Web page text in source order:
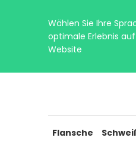
Wählen Sie Ihre
optimale Erlebnis
Website
Flansche